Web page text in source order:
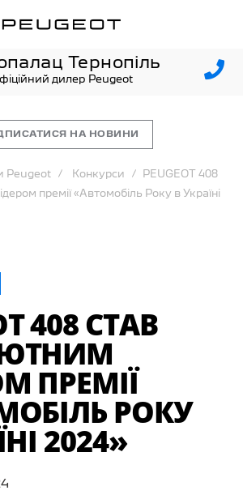
Тернопіль
дилер Peugeot
НА НОВИНИ
Peugeot Конкурси PEUGEOT 408
премії «Автомобіль Року в Україні
408 СТАВ
ПРЕМІЇ
РОКУ
2024»